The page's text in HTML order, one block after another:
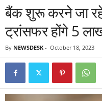
बैंक शुरू करने जा रहे
ट्रांसफर होंगे 5
By NEWSDESK - October 18, 2023